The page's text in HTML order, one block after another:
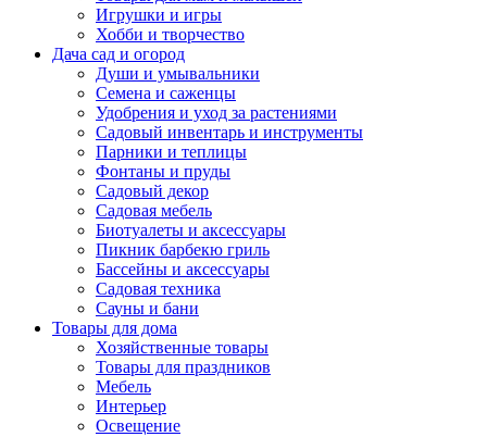
Игрушки и игры
Хобби и творчество
Дача сад и огород
Души и умывальники
Семена и саженцы
Удобрения и уход за растениями
Садовый инвентарь и инструменты
Парники и теплицы
Фонтаны и пруды
Садовый декор
Садовая мебель
Биотуалеты и аксессуары
Пикник барбекю гриль
Бассейны и аксессуары
Садовая техника
Сауны и бани
Товары для дома
Хозяйственные товары
Товары для праздников
Мебель
Интерьер
Освещение